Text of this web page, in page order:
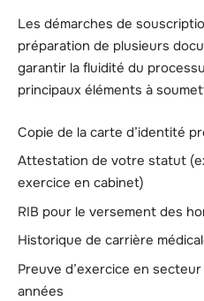
Les démarches de
préparation de plusieurs
garantir la fluidité du
principaux éléments à
Copie de la carte d’identité
Attestation de votre statut
exercice en cabinet)
RIB pour le versement des
Historique de carrière
Preuve d’exercice en
années